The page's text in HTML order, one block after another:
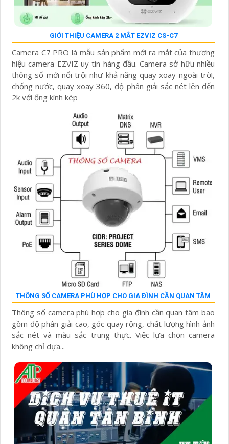
GIỚI THIỆU CAMERA 2 MẮT EZVIZ CS-C7
Camera C7 PRO là mẫu sản phẩm mới ra mắt của thương
hiệu camera EZVIZ uy tín hàng đầu. Camera sở hữu nhiều
thông số mới nổi trội như khả năng quay xoay ngoài trời,
chống nước, quay xoay 360, độ phân giải sắc nét lên đến
2k với ống kính kép
THÔNG SỐ CAMERA PHÙ HỢP CHO GIA ĐÌNH CẦN QUAN TÂM
Thông số camera phù hợp cho gia đình cần quan tâm bao
gồm độ phân giải cao, góc quay rộng, chất lượng hình ảnh
sắc nét và màu sắc trung thực. Việc lựa chọn camera
không chỉ dựa...